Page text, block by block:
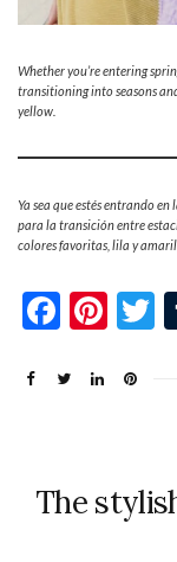
Whether you’re entering
transitioning into seasons
yellow.
Ya sea que estés entrando
para la transición entre
colores favoritas, lila y
The